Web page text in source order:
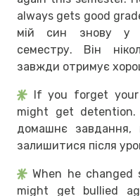
always gets good
мій син знову у
семестру. Він
завжди отримує
If you forget your
might get
домашнє
залишитися після
When he changed
might get bullied